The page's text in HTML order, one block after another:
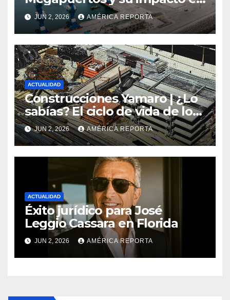
el turismo y el comercio
global
JUN 2, 2026 AMÉRICA REPORTA
ACTUALIDAD
Construcciones Yamaro | ¿Lo
sabías? El ciclo de vida de los
materiales de construcción
revoluciona eficiencia en
proyectos modernos
JUN 2, 2026 AMÉRICA REPORTA
ACTUALIDAD
Éxito jurídico para José
Leggio Cassara en Florida
JUN 2, 2026 AMÉRICA REPORTA